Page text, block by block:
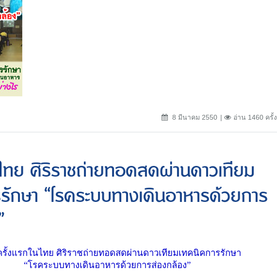
8 มีนาคม 2550 อ่าน 1460 ครั้ง
ทย ศิริราชถ่ายทอดสดผ่านดาวเทียม
กษา “โรคระบบทางเดินอาหารด้วยการ
รั้งแรกในไทย ศิริราชถ่ายทอดสดผ่านดาวเทียมเทคนิคการรักษา
“โรคระบบทางเดินอาหารด้วยการส่องกล้อง”